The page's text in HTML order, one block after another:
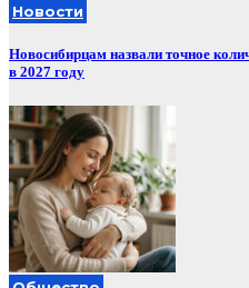
Новости
Новосибирцам назвали точное
в 2027 году